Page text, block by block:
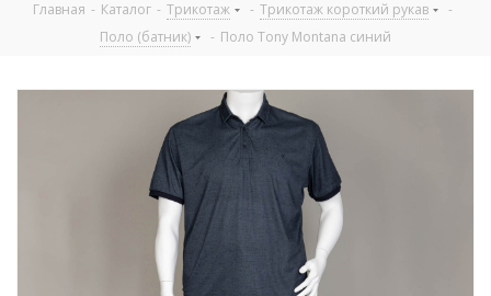
Главная - Каталог - Трикотаж - Трикотаж короткий рукав
-
Поло (батник)
- Поло Tony Montana синий